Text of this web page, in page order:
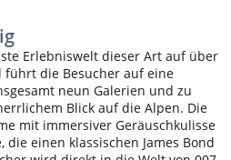
Erlebniswelt dieser Art auf über
führt die Besucher auf eine
neun Galerien und zu
Blick auf die Alpen. Die
mit immersiver Geräuschkulisse
einen klassischen James Bond